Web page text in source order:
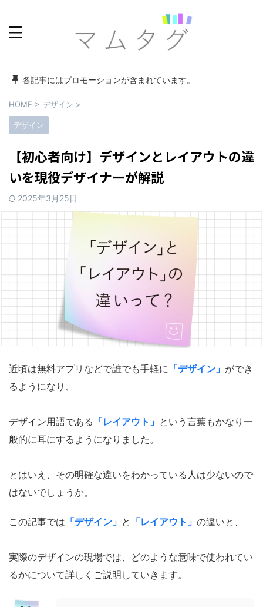
各記事にはプロモーションが含まれています。
HOME > デザイン >
デザイン
【初心者向け】デザインとレイアウトの違
いを現役デザイナーが解説
2025年3月25日
近頃は無料アプリなどで誰でも手軽に 「デザイン」 ができ
るようになり、
デザイン用語である 「レイアウト」 という言葉もかなり一
般的に耳にするようになりました。
とはいえ、その明確な違いをわかっている人は少ないので
はないでしょうか。
この記事では 「デザイン」 と 「レイアウト」 の違いと、
実際のデザインの現場では、どのような意味で使われてい
るかについて詳しくご説明していきます。